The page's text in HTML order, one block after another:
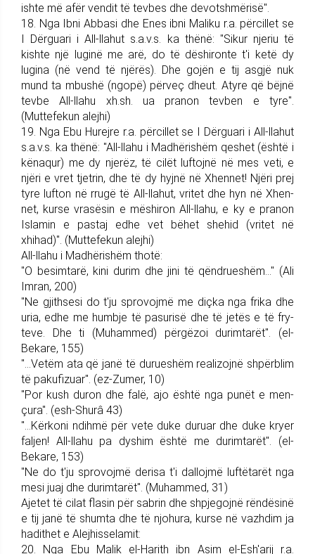
ishte më afër ven­dit të tevbes dhe de­votshmërisë".
18. Nga Ibni Abbasi dhe Enes ibni Maliku r.a. përcillet se
I Dër­guari i All-llahut s.a.v.s. ka thënë: "Sikur njeriu të
kishte një luginë me arë, do të dëshironte t'i ketë dy
lugina (në vend të njërës). Dhe gojën e tij asgjë nuk
mund ta mbushë (ngopë) përveç dheut. Atyre që bëjnë
tevbe All-llahu xh.sh. ua pranon tevben e tyre".
(Muttefekun alejhi)
19. Nga Ebu Hurejre r.a. përci­llet se I Dërguari i All-llahut
s.a.v.s. ka thënë: "All-llahu i Madhë­rishëm qeshet (është i
këna­qur) me dy njerëz, të cilët luftojnë në mes veti, e
njëri e vret tjetrin, dhe të dy hyjnë në Xhennet! Njëri prej
tyre lufton në rrugë të All-llahut, vritet dhe hyn në Xhen­
net, kurse vrasësin e mëshiron All-llahu, e ky e pranon
Islamin e pas­taj edhe vet bëhet shehid (vritet në
xhihad)". (Mutte­fekun alejhi)
All-llahu i Madhërishëm thotë:
"O besimtarë, kini durim dhe jini të qëndrueshëm..." (Ali
Imran, 200)
"Ne gjithsesi do t'ju spro­vojmë me diçka nga frika dhe
uria, edhe me hu­mbje të pasurisë dhe të jetës e të fry­
teve. Dhe ti (Muhammed) përgëzoi durimtarët". (el-
Bekare, 155)
"...Vetëm ata që janë të durueshëm realizojnë shpër­blim
të pakufizuar". (ez-Zu­mer, 10)
"Por kush duron dhe falë, ajo është nga punët e men­
çura". (esh-Shurâ 43)
"...Kërkoni ndihmë për vete duke duruar dhe duke kryer
faljen! All-llahu pa dyshim është me durim­tarët". (el-
Bekare, 153)
"Ne do t'ju sprovojmë de­risa t'i dallojmë luftëtarët nga
me­si juaj dhe durim­tarët". (Muhammed, 31)
Ajetet të cilat flasin për sabrin dhe shpjegojnë rëndësinë
e tij janë të shumta dhe të njohura, kurse në vazhdim ja
hadithet e Alejhis­s­elamit:
20. Nga Ebu Malik el-Harith ibn Asim el-Esh'arij r.a.